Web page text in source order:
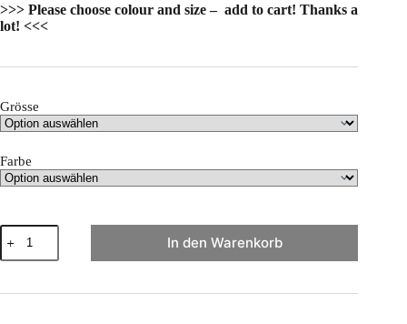
>>> Please choose colour and size – add to cart! Thanks a
lot! <<<
Grösse
Farbe
"Araponga"
von
Alrun
Soares
In den Warenkorb